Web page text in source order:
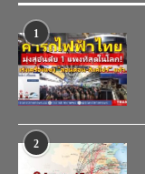
1
2